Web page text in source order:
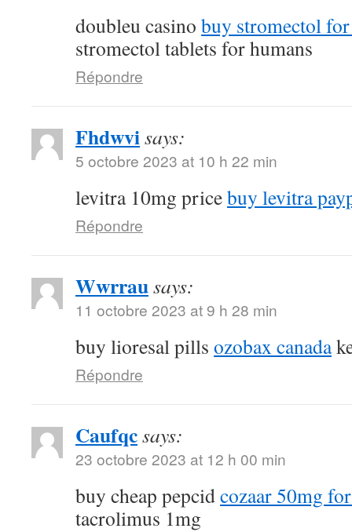
doubleu casino buy stromectol
stromectol tablets for humans
Répondre
Fhdwvisays:
5 octobre 2023 at 10 h 22 min
levitra 10mg pricebuy levitra
Répondre
Wwrrausays:
11 octobre 2023 at 9 h 28 min
buy lioresal pills ozobax canada
Répondre
Caufqcsays:
23 octobre 2023 at 12 h 00 min
buy cheap pepcidcozaar 50mg
tacrolimus 1mg